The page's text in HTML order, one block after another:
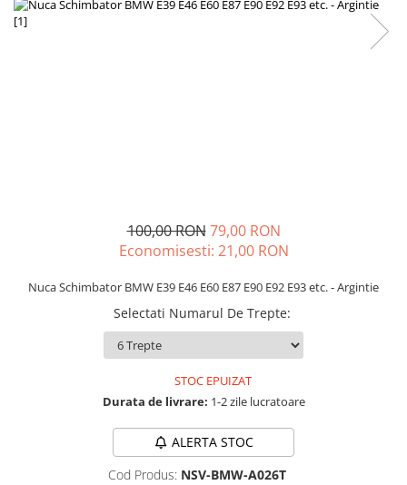
Buton Portbagaj
Accesorii Interior Auto
Huse Auto
Huse Scaune Auto
Covorase Auto/ Presuri Auto
Accesorii Siguranta Auto
100,00 RON 79,00 RON
Economisesti: 21,00 RON
Nuca Schimbator BMW E39 E46 E60 E87 E90 E92 E93 etc. - Argintie
Selectati Numarul De Trepte:
STOC EPUIZAT
Durata de livrare: 1-2 zile lucratoare
ALERTA STOC
Cod Produs: NSV-BMW-A026T